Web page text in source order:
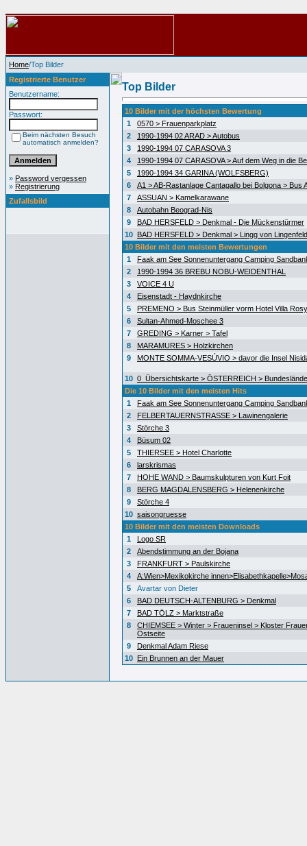
Home/Top Bilder
Registrierte Benutzer
Benutzername:
Passwort:
Beim nächsten Besuch
automatisch anmelden?
» Password vergessen
» Registrierung
Zufallsbild
Top Bilder
10 Bilder mit der höchsten Bewertung
1
0570 > Frauenparkplatz
2
1990-1994 02 ARAD > Autobus
3
1990-1994 07 CARASOVA 3
4
1990-1994 07 CARASOVA > Auf dem Weg in die
5
1990-1994 34 GARINA (WOLFSBERG)
6
A1 > AB-Rastanlage Cantagallo bei Bolgona > Bus
7
ASSUAN > Kamelkarawane
8
Autobahn Beograd-Nis
9
BAD HERSFELD > Denkmal - Die Mückenstürmer
10 BAD HERSFELD > Denkmal > Lingg von Lingenfeld
10 Bilder mit den meisten Bewertungen
1
Faak am See Sonnenuntergang Camping
2
1990-1994 36 BREBU NOBU-WEIDENTHAL
3
VOICE 4 U
4
Eisenstadt - Haydnkirche
5
PREMENO > Bus Steinmüller vorm Hotel Villa Rosy
6
Sultan-Ahmed-Moschee 3
7
GREDING > Karner > Tafel
8
MARAMURES > Holzkirchen
9
MONTE SOMMA-VESÚVIO > davor die Insel
10 0_Übersichtskarte > ÖSTERREICH >
Die 10 Bilder mit den meisten Hits
1
Faak am See Sonnenuntergang Camping
2
FELBERTAUERNSTRASSE > Lawinengalerie
3
Störche 3
4
Büsum 02
5
THIERSEE > Hotel Charlotte
6
larskrismas
7
HOHE WAND > Baumskulpturen von Kurt Foit
8
BERG MAGDALENSBERG > Helenenkirche
9
Störche 4
10 saisongruesse
10 Bilder mit den meisten Downloads
1
Logo SR
2
Abendstimmung an der Bojana
3
FRANKFURT > Paulskirche
4
A:Wien>Mexikokirche
5
Avartar von Dieter
6
BAD DEUTSCH-ALTENBURG > Denkmal
7
BAD TÖLZ > Marktstraße
8
CHIEMSEE > Winter > Fraueninsel > Kloster
Ostseite
9
Denkmal Adam Riese
10 Ein Brunnen an der Mauer